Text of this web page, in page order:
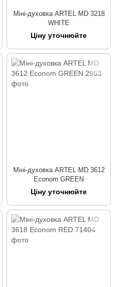
Міні-духовка ARTEL MD 3218
WHITE
Ціну уточнюйте
Міні-духовка ARTEL MD 3612
Econom GREEN
Ціну уточнюйте